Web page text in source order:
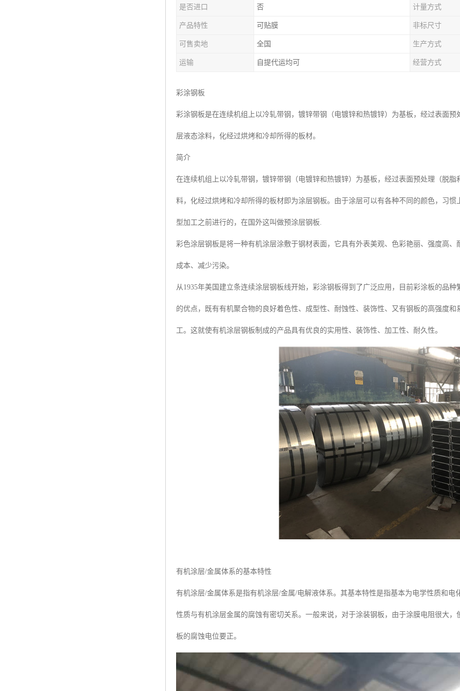
是否进口 否 计量方式
产品特性 可贴膜 非标尺寸
可售卖地 全国 生产方式
运输 自提代运均可 经营方式
彩涂钢板
彩涂钢板是在连续机组上以冷轧带钢，镀锌带钢（电镀锌和热镀锌）为基板，经过表面
层液态涂料，化经过烘烤和冷却所得的板材。
简介
在连续机组上以冷轧带钢，镀锌带钢（电镀锌和热镀锌）为基板，经过表面预处理（脱
料，化经过烘烤和冷却所得的板材即为涂层钢板。由于涂层可以有各种不同的颜色，习
型加工之前进行的，在国外这叫做预涂层钢板.
彩色涂层钢板是将一种有机涂层涂敷于钢材表面，它具有外表美观、色彩艳丽、强度高
成本、减少污染。
从1935年美国建立条连续涂层钢板线开始，彩涂钢板得到了广泛应用，目前彩涂板的品
的优点，既有有机聚合物的良好着色性、成型性、耐蚀性、装饰性、又有钢板的高强度
工。这就使有机涂层钢板制成的产品具有优良的实用性、装饰性、加工性、耐久性。
有机涂层/金属体系的基本特性
有机涂层/金属体系是指有机涂层/金属/电解液体系。其基本特性是指基本为电学性质和
性质与有机涂层金属的腐蚀有密切关系。一般来说，对于涂装钢板，由于涂膜电阻很大
板的腐蚀电位要正。